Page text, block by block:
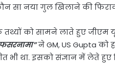
सा नया गुल खिलाने की
को सामने लाते हुए जीएम
ने GM, US Gupta
भी था. इसको संज्ञान में लेते हुए